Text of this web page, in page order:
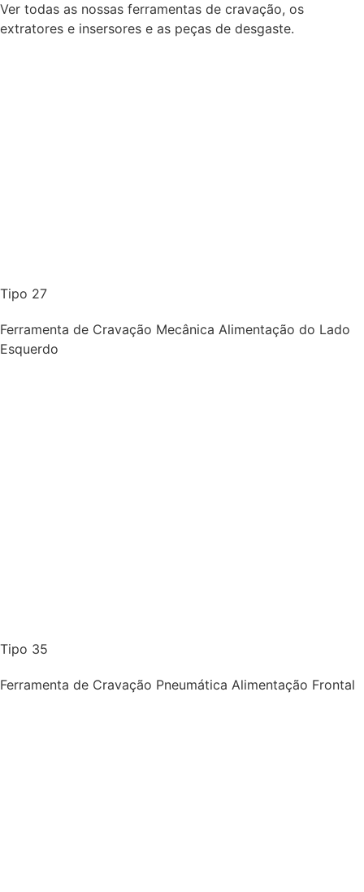
Ver todas as nossas ferramentas de cravação, os
extratores e insersores e as peças de desgaste.
Tipo 27
Ferramenta de Cravação Mecânica Alimentação do Lado
Esquerdo
Tipo 35
Ferramenta de Cravação Pneumática Alimentação Frontal